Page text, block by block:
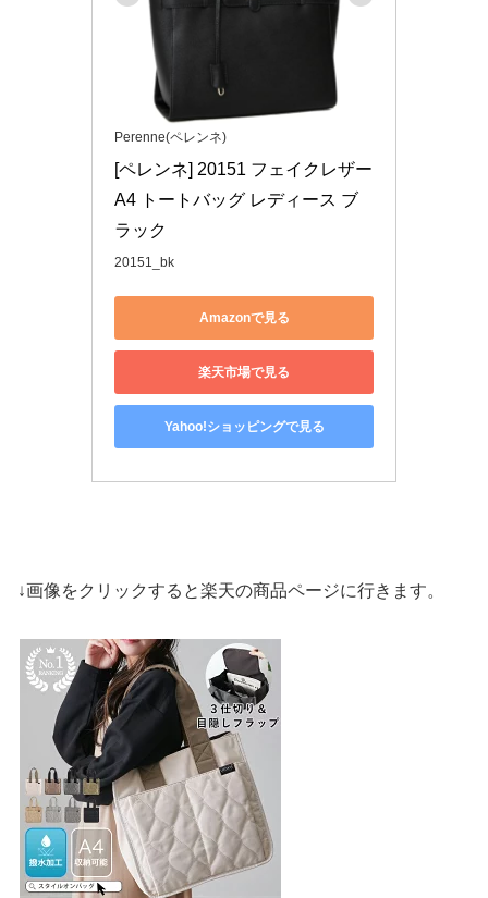
Perenne(ペレンネ)
[ペレンネ] 20151 フェイクレザー
A4 トートバッグ レディース ブ
ラック
20151_bk
Amazonで見る
楽天市場で見る
Yahoo!ショッピングで見る
↓画像をクリックすると楽天の商品ページに行きます。